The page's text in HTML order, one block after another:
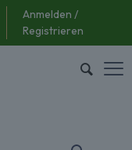
Anmelden /
Registrieren